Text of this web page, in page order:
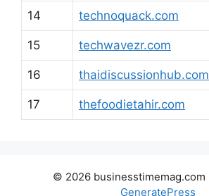
14 technoquack.com
15 techwavezr.com
16 thaidiscussionhub.com
17 thefoodietahir.com
© 2026 businesstimemag.com
GeneratePress